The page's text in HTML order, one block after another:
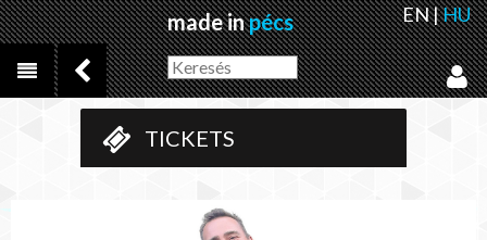
made inpécs EN|HU
TICKETS